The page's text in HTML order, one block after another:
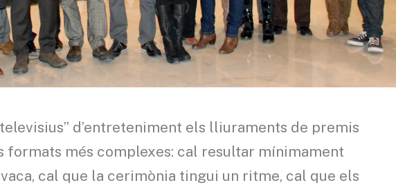
d’entreteniment els lliuraments de premis
formats més complexes: cal resultar mínimament
cal que la cerimònia tingui un ritme, cal que els